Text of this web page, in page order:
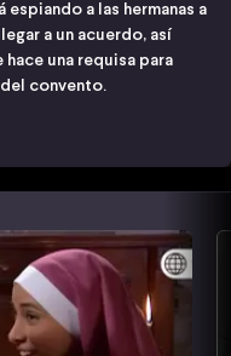
a las hermanas a
a un acuerdo, así
una requisa para
convento.